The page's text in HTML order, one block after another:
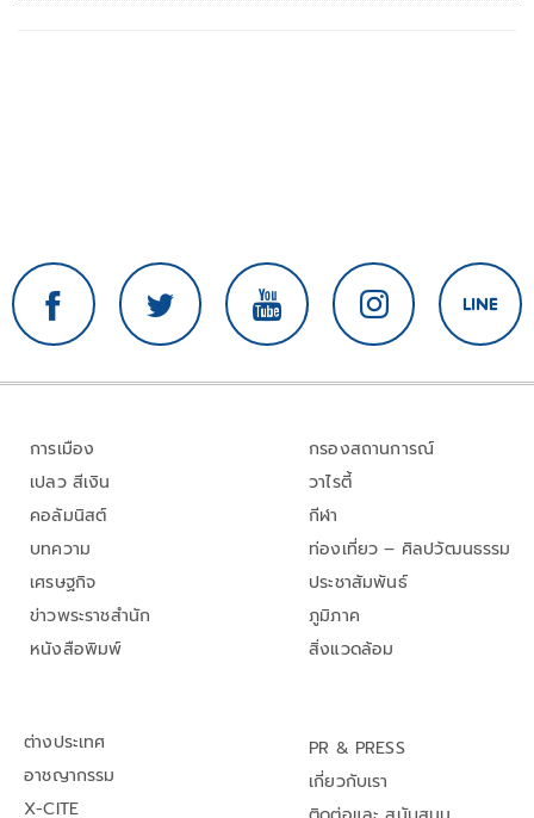
การเมือง
เปลว สีเงิน
คอลัมนิสต์
บทความ
เศรษฐกิจ
ข่าวพระราชสำนัก
หนังสือพิมพ์
กรองสถานการณ์
วาไรตี้
กีฬา
ท่องเที่ยว – ศิลปวัฒนธรรม
ประชาสัมพันธ์
ภูมิภาค
สิ่งแวดล้อม
ต่างประเทศ
อาชญากรรม
X-CITE
PR & PRESS
เกี่ยวกับเรา